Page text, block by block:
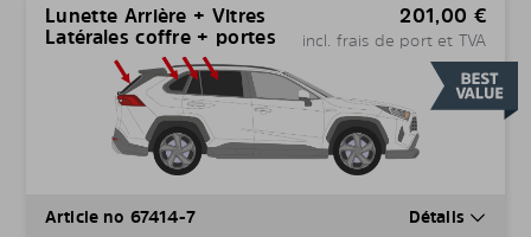
Lunette Arrière + Vitres
Latérales coffre + portes
201,00 €
incl. frais de port et TVA
Article no 67414-7 Détails